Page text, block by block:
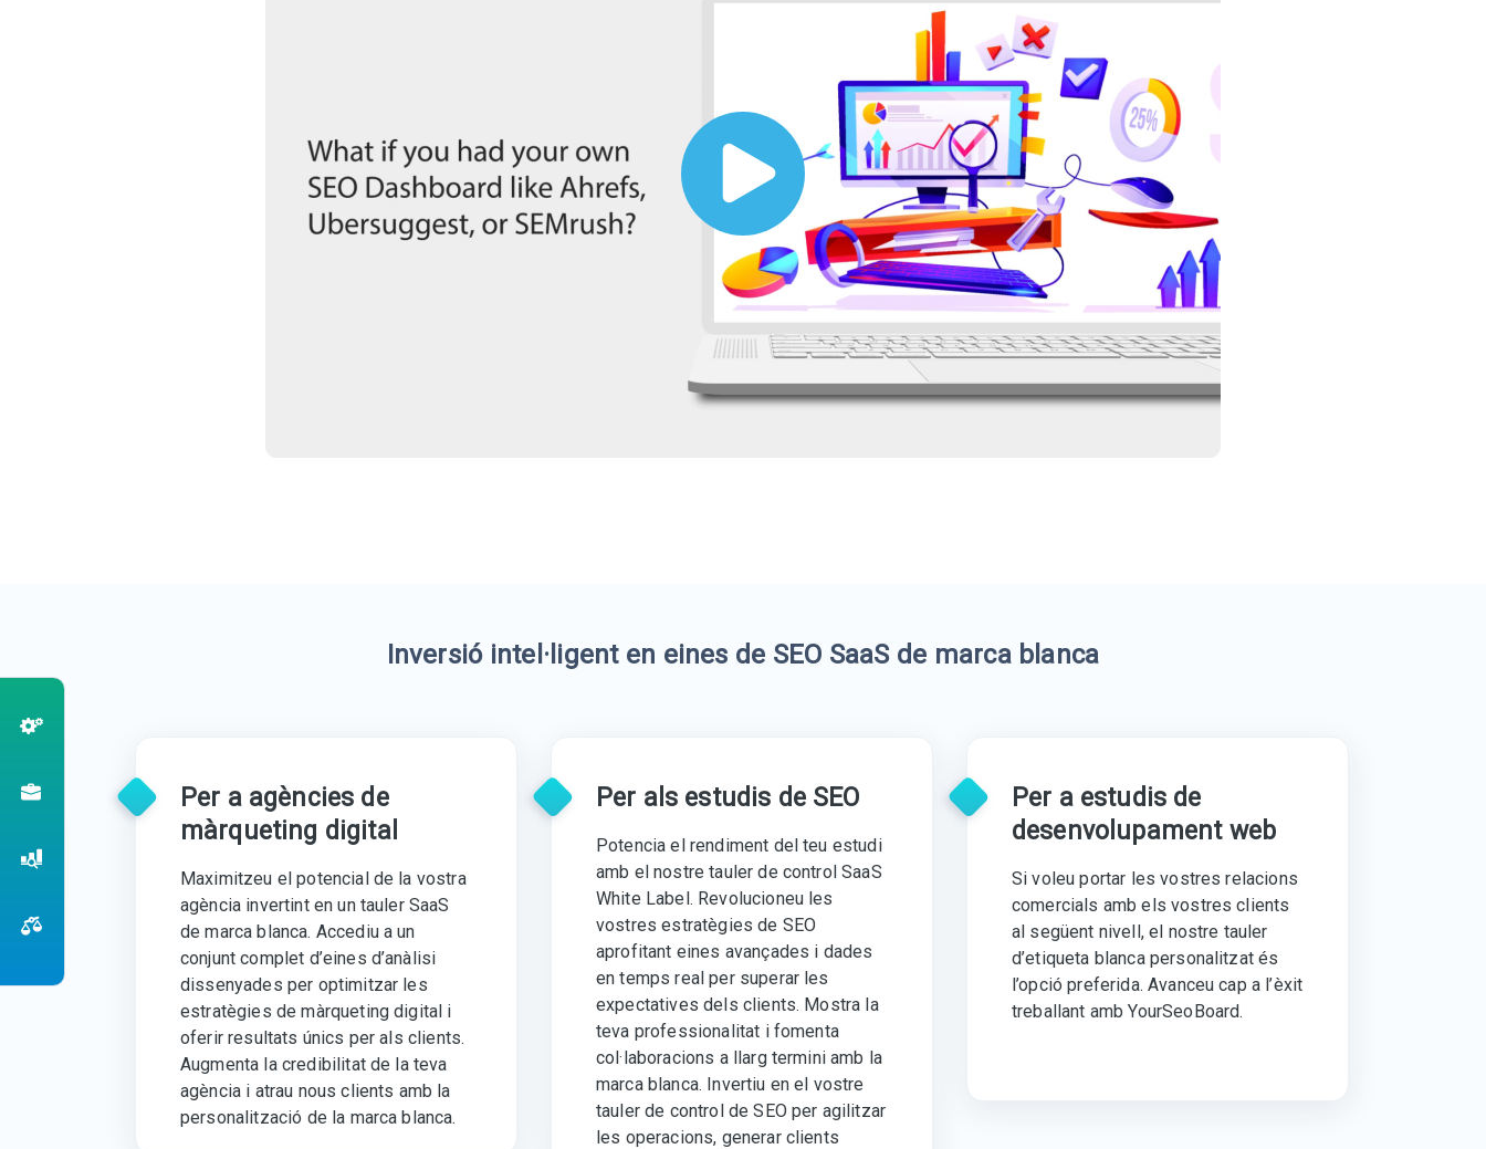
Inversió intel·ligent en eines de SEO SaaS de marca blanca
Per a agències de
màrqueting digital
Maximitzeu el potencial de la vostra
agència invertint en un tauler SaaS
de marca blanca. Accediu a un
conjunt complet d’eines d’anàlisi
dissenyades per optimitzar les
estratègies de màrqueting digital i
oferir resultats únics per als clients.
Augmenta la credibilitat de la teva
agència i atrau nous clients amb la
personalització de la marca blanca.
Per als estudis de SEO
Potencia el rendiment del teu estudi
amb el nostre tauler de control SaaS
White Label. Revolucioneu les
vostres estratègies de SEO
aprofitant eines avançades i dades
en temps real per superar les
expectatives dels clients. Mostra la
teva professionalitat i fomenta
col·laboracions a llarg termini amb la
marca blanca. Invertiu en el vostre
tauler de control de SEO per agilitzar
les operacions, generar clients
Per a estudis de
desenvolupament web
Si voleu portar les vostres relacions
comercials amb els vostres clients
al següent nivell, el nostre tauler
d’etiqueta blanca personalitzat és
l’opció preferida. Avanceu cap a l’èxit
treballant amb YourSeoBoard.